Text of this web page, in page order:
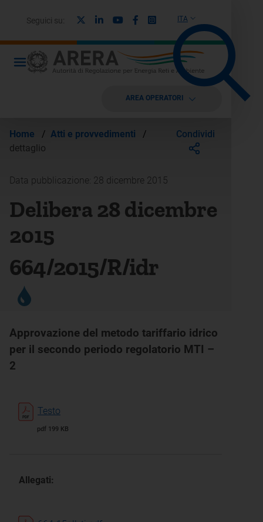
ITA
Seguici su: LinkedinYoutubeFacebook
Instagram
AREA OPERATORI
Home / Atti e provvedimenti
/
dettaglio
Condividi
Data pubblicazione: 28 dicembre 2015
Delibera 28 dicembre
2015
664/2015/R/idr
Approvazione del metodo tariffario idrico
per il secondo periodo regolatorio MTI –
2
Testo
pdf 199 KB
Allegati: